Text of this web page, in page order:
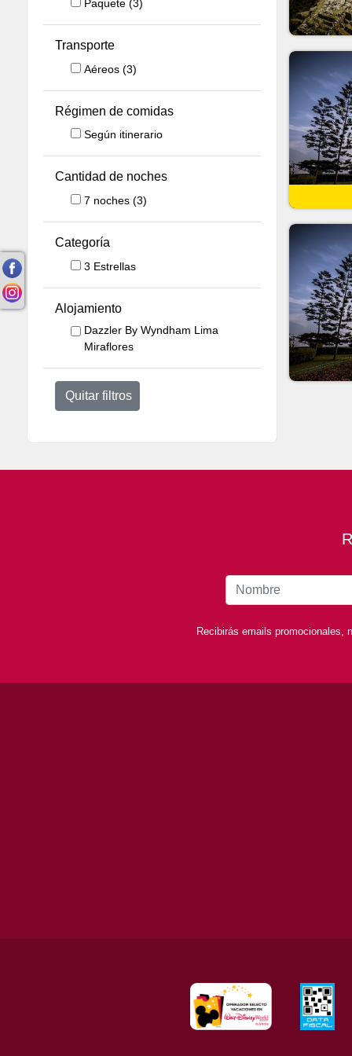
Paquete (3)
Transporte
Aéreos (3)
Régimen de comidas
Según itinerario
Cantidad de noches
7 noches (3)
Categoría
3 Estrellas
Alojamiento
Dazzler By Wyndham Lima
Miraflores
Quitar filtros
Recibirás emails promocionales,